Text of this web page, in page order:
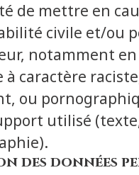
de mettre en
civile et/ou
notamment en
à caractère
ou
utilisé
des données